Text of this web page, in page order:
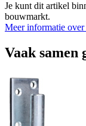
Je kunt dit artikel
bouwmarkt.
Meer informatie
Vaak samen